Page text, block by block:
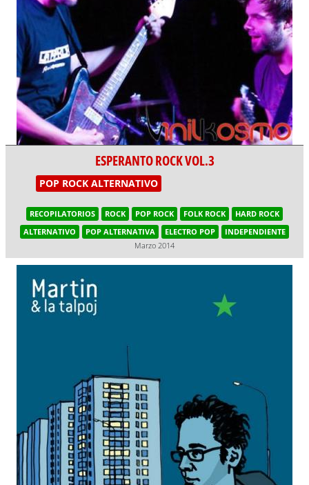
ESPERANTO ROCK VOL.3
POP ROCK ALTERNATIVO
RECOPILATORIOS ROCK POP ROCK FOLK ROCK
HARD ROCK
ALTERNATIVO
POP ALTERNATIVA ELECTRO POP
INDEPENDIENTE
Marzo 2014